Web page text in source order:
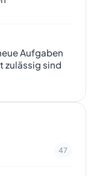
Aufgaben
zulässig sind
47